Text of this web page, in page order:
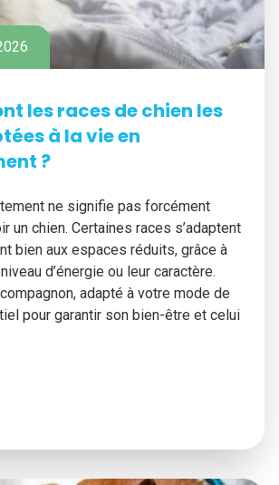
les races de chien les
à la vie en
?
ne signifie pas forcément
un chien. Certaines races s’adaptent
bien aux espaces réduits, grâce à
d’énergie ou leur caractère.
adapté à votre mode de
pour garantir son bien-être et celui